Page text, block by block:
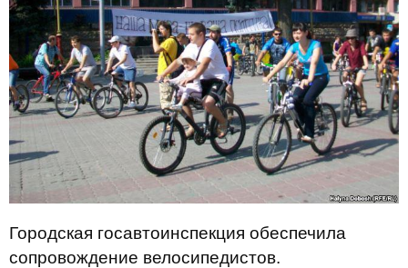
Городская госавтоинспекция обеспечила
сопровождение велосипедистов.